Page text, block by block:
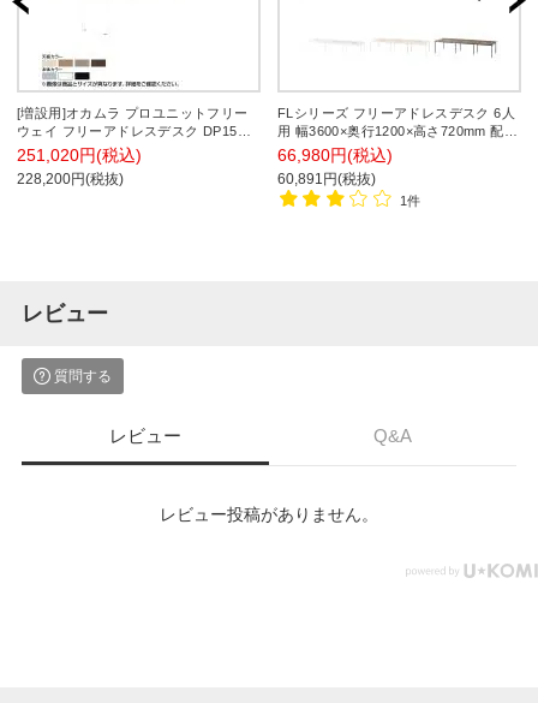
[増設用]オカムラ プロユニットフリー
ウェイ フリーアドレスデスク DP15CF
両面ジョイント パネル脚 配線カバー開
閉式 プライズウッド 幅1600×奥行
1400×高さ720mm
251,020円(税込)
228,200円(税抜)
FLシリーズ フリーアドレスデスク 6人
用 幅3600×奥行1200×高さ720mm 配線
ボックス付き ミーティングテーブル 会
議用テーブル 会議室 ワークテーブル
事務机
66,980円(税込)
60,891円(税抜)
1件
レビュー
質問する
レビュー Q&A
レビュー投稿がありません。